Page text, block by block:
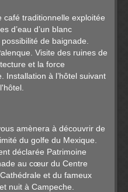
traditionnelle exploitée
d’eau d’un blanc
de baignade.
Visite des ruines de
et la force
Installation à l’hôtel suivant
amènera à découvrir de
du golfe du Mexique.
déclarée Patrimoine
au cœur du Centre
et du fameux
nuit à Campeche.